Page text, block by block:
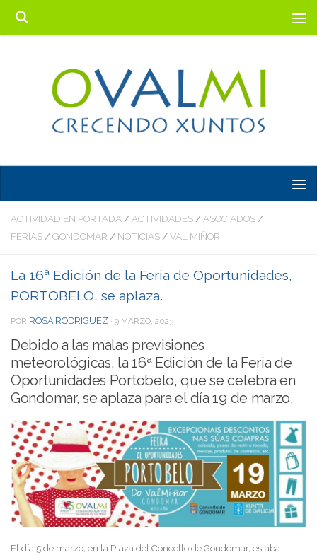
Saltar al contenido
ACTIVIDAD EN PORTADA / ACTIVIDADES / ASOCIADOS /
FERIAS / GONDOMAR / NOTICIAS / VAL MIÑOR
La 16ª Edición de la Feria de Oportunidades,
PORTOBELO, se aplaza.
POR ROSA RODRIGUEZ · 9 MARZO, 2023
Debido a las malas previsiones
meteorológicas, la 16ª Edición de la Feria de
Oportunidades Portobelo, que se celebra en
Gondomar, se aplaza para el día 19 de marzo.
El día 5 de marzo, en la Plaza del Concello de Gondomar, estaba